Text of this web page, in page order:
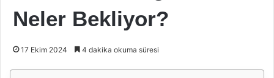
Neler Bekliyor?
17 Ekim 2024 4 dakika okuma süresi